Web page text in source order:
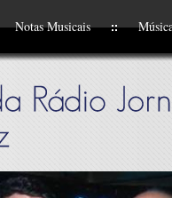
Notas Musicais